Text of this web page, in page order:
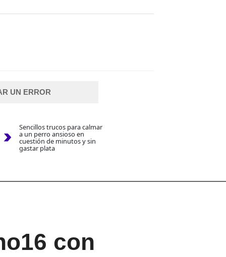
UN ERROR
Sencillos trucos para calmar
a un perro ansioso en
cuestión de minutos y sin
gastar plata
con